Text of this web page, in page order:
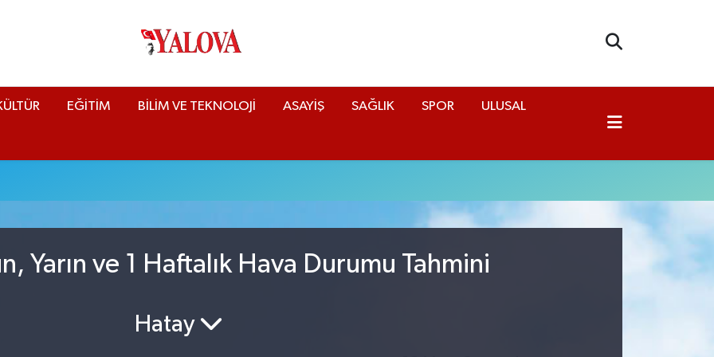
EĞİTİM BİLİM VE TEKNOLOJİ ASAYİŞ SAĞLIK SPOR ULUSAL
Yarın ve 1 Haftalık Hava Durumu Tahmini
Hatay